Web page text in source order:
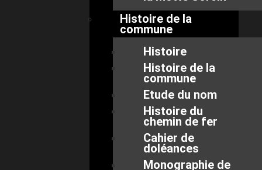
Histoire de la
commune
Histoire
Histoire de la
commune
Etude du nom
Histoire du
chemin de fer
Cahier de
doléances
Monographie de